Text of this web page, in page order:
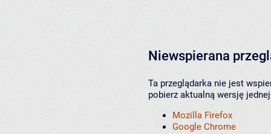
Niewspierana
Ta przeglądarka nie jest
pobierz aktualną wersję
Mozilla Firefox
Google Chrome